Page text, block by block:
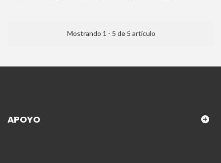
Mostrando 1 - 5 de 5 artículo
APOYO